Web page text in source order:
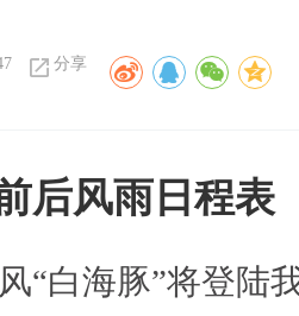
分享
后风雨日程表
“白海豚”将登陆